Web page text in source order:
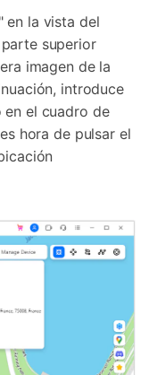
en la vista del
superior
imagen de la
introduce
el cuadro de
hora de pulsar el